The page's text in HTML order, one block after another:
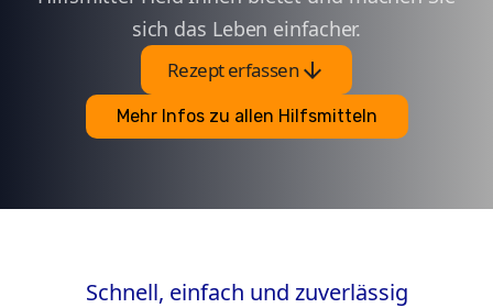
sich das Leben einfacher.
Rezept erfassenarrow_downward
Mehr Infos zu allen Hilfsmitteln
Schnell, einfach und zuverlässig